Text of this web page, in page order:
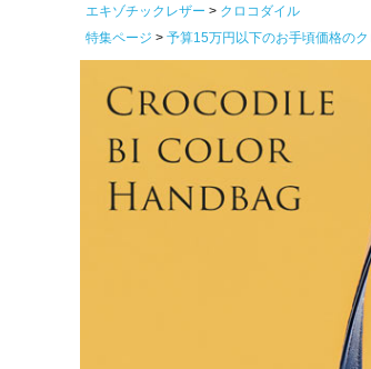
エキゾチックレザー
クロコダイル
特集ページ
予算15万円以下のお手頃価格の